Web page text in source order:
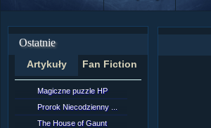
Ostatnie
Artykuły Fan Fiction
Magiczne puzzle HP
Prorok Niecodzienny ...
The House of Gaunt